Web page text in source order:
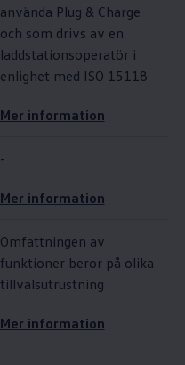
använda Plug & Charge
och som drivs av en
laddstationsoperatör i
enlighet med ISO 15118
Mer information
-
Mer information
Omfattningen av
funktioner beror på olika
tillvalsutrustning
Mer information